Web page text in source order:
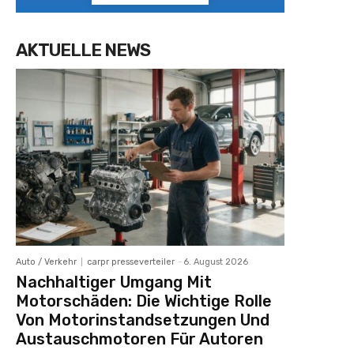
AKTUELLE NEWS
Auto / Verkehr carpr presseverteiler - 6. August 2026
Nachhaltiger Umgang Mit
Motorschäden: Die Wichtige Rolle
Von Motorinstandsetzungen Und
Austauschmotoren Für Autoren